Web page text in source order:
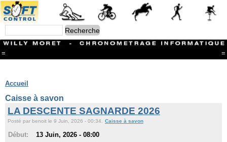
= =
Branches
CONTACT
Ski ALPIN
Triathlon
Ski Nordique
Accueil
Caisse à savon
LA DESCENTE SAGNARDE 2026
Posté par benoit le 9 Juin, 2026 - 00:34. Caisse à savon
Début:
13 Juin, 2026 - 08:00